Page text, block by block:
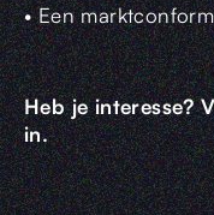
• Een
Heb je interesse?
in.